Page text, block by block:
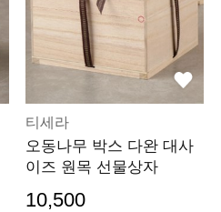
티세라
오동나무 박스 다완 대사
이즈 원목 선물상자
10,500